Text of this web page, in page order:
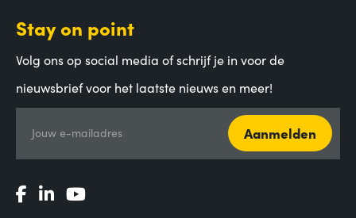
Stay on point
Volg ons op social media of schrijf je in voor de
nieuwsbrief voor het laatste nieuws en meer!
Jouw e-mailadres Aanmelden